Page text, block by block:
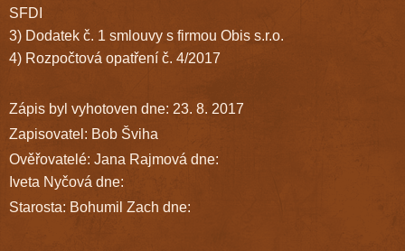
SFDI
3) Dodatek č. 1 smlouvy s firmou Obis s.r.o.
4) Rozpočtová opatření č. 4/2017
Zápis byl vyhotoven dne: 23. 8. 2017
Zapisovatel: Bob Šviha
Ověřovatelé: Jana Rajmová dne:
Iveta Nyčová dne:
Starosta: Bohumil Zach dne: